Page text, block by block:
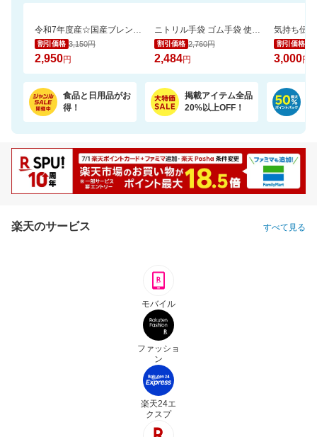
令和7年度産☆国産ブレンド米5kgがお買い得！【楽天オリジナル】
割引価格 3,150円
2,950円
ニトリル手袋 ゴム手袋 使い捨て 食品衛生適合 SS S M L サイズ 白 青 黒 業務用
割引価格 2,760円
2,484円
割引価格
3,000円
食品と日用品がお
得！
掲載アイテム全品
20%以上OFF！
楽天のサービス すべて見る
モバイル
ファッショ
ン
楽天24エ
クスプ